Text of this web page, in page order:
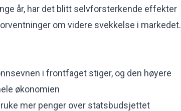
år, har det blitt selvforsterkende effekter
om videre svekkelse i markedet.
i frontfaget stiger, og den høyere
økonomien
mer penger over statsbudsjettet